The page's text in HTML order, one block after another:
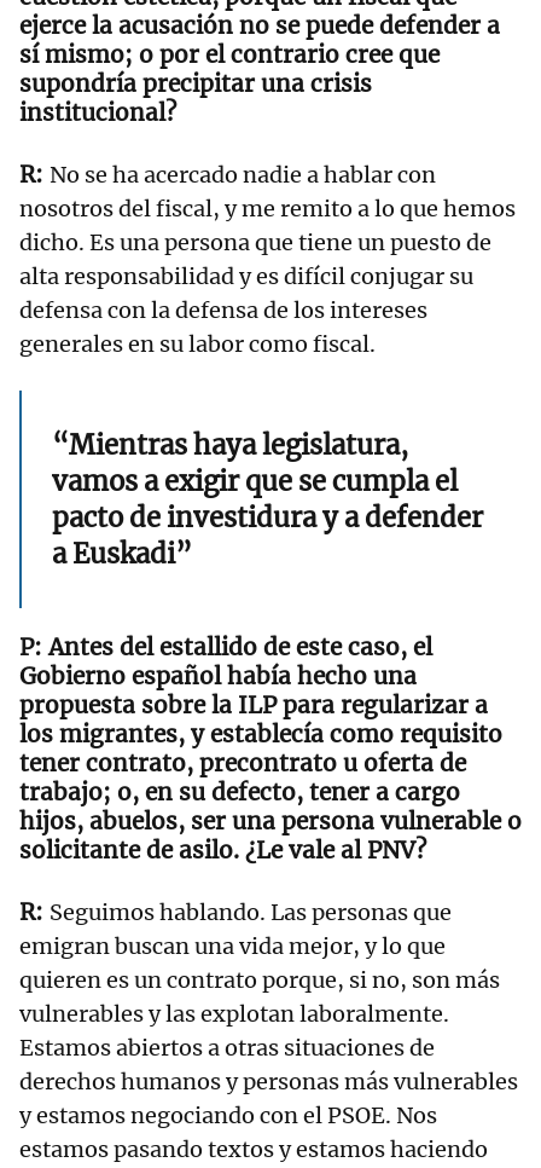
ejerce la acusación no se puede defender a
sí mismo; o por el contrario cree que
supondría precipitar una crisis
institucional?
No se ha acercado nadie a hablar con
nosotros del fiscal, y me remito a lo que hemos
dicho. Es una persona que tiene un puesto de
alta responsabilidad y es difícil conjugar su
defensa con la defensa de los intereses
generales en su labor como fiscal.
“Mientras haya legislatura,
vamos a exigir que se cumpla el
pacto de investidura y a defender
a Euskadi”
Antes del estallido de este caso, el
Gobierno español había hecho una
propuesta sobre la ILP para regularizar a
los migrantes, y establecía como requisito
tener contrato, precontrato u oferta de
trabajo; o, en su defecto, tener a cargo
hijos, abuelos, ser una persona vulnerable o
solicitante de asilo. ¿Le vale al PNV?
Seguimos hablando. Las personas que
emigran buscan una vida mejor, y lo que
quieren es un contrato porque, si no, son más
vulnerables y las explotan laboralmente.
Estamos abiertos a otras situaciones de
derechos humanos y personas más vulnerables
y estamos negociando con el PSOE. Nos
estamos pasando textos y estamos haciendo